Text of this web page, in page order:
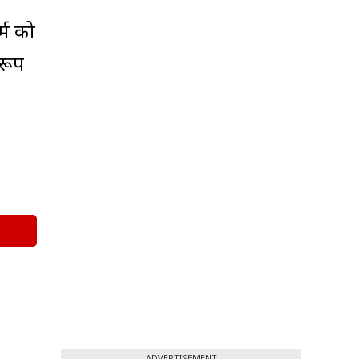
को